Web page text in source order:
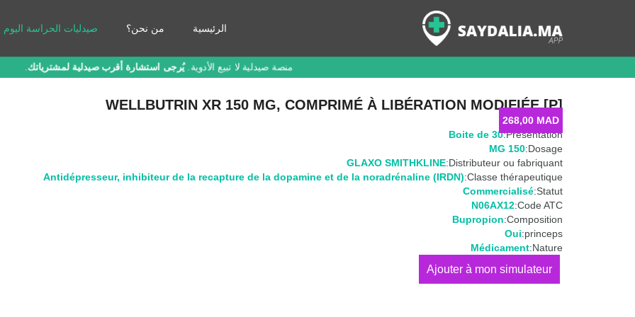
الرئيسية من نحن؟ صيدليات الحراسة اليوم
منصة صيدلية لا تبيع الأدوية.يُرجى استشارة أقرب صيدلية لمشترياتك.
WELLBUTRIN XR 150 MG, COMPRIMÉ À LIBÉRATION MODIFIÉE [P]
268,00 MAD
Présentation:
Boite de 30
Dosage:
150 MG
Distributeur ou fabriquant:
GLAXO SMITHKLINE
Classe thérapeutique:
Antidépresseur, inhibiteur de la recapture de la dopamine et de la noradrénaline (IRDN)
Statut:
Commercialisé
Code ATC:
N06AX12
Composition:
Bupropion
princeps:
Oui
Nature:
Médicament
كمية